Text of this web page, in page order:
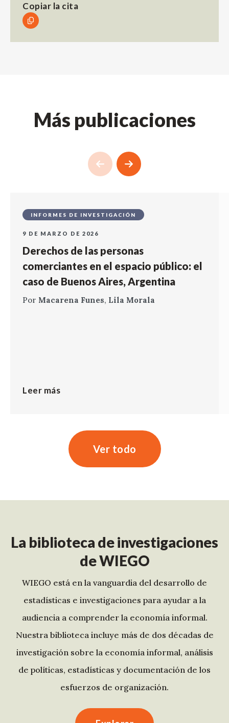
Copiar la cita
Más publicaciones
INFORMES DE INVESTIGACIÓN
9 DE MARZO DE 2026
Derechos de las personas
comerciantes en el espacio público: el
caso de Buenos Aires, Argentina
Por Macarena Funes, Lila Morala
Leer más
Ver todo
La biblioteca de investigaciones
de WIEGO
WIEGO está en la vanguardia del desarrollo de
estadísticas e investigaciones para ayudar a la
audiencia a comprender la economía informal.
Nuestra biblioteca incluye más de dos décadas de
investigación sobre la economía informal, análisis
de políticas, estadísticas y documentación de los
esfuerzos de organización.